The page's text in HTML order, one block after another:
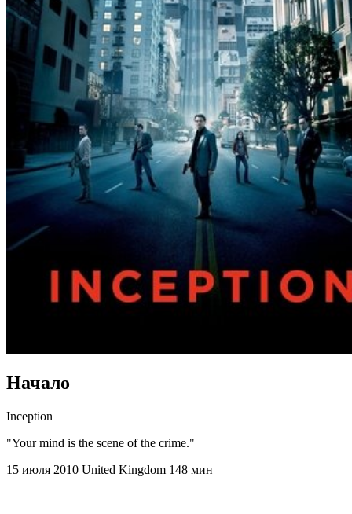
Начало
Inception
"Your mind is the scene of the crime."
15 июля 2010 United Kingdom 148 мин